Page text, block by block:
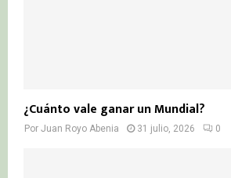
¿Cuánto vale ganar un Mundial?
Por Juan Royo Abenia 31 julio, 2026 0